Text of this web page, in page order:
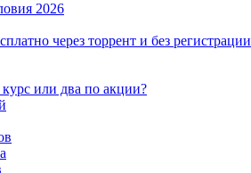
2026
через торрент и без регистрации
или два по акции?